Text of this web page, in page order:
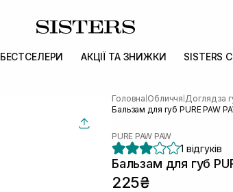
БЕСТСЕЛЕРИ АКЦІЇ ТА ЗНИЖКИ SISTERS
Головна Обличчя Догляд за
Бальзам для губ PURE PAW
PURE PAW PAW
1 відгуків
Бальзам для губ
225₴